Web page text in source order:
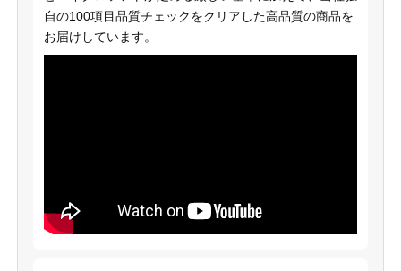
自の100項目品質チェックをクリアした高品質の商品を
お届けしています。